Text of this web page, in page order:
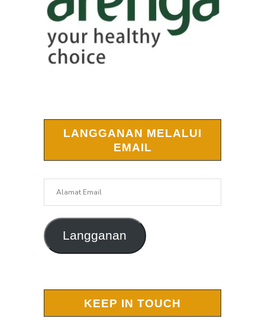
LANGGANAN MELALUI
EMAIL
Langganan
KEEP IN TOUCH